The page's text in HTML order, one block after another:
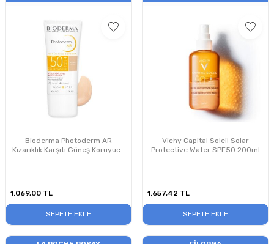
Bioderma Photoderm AR
Kızarıklık Karşıtı Güneş Koruyucu
1.069,00 TL
SEPETE EKLE
Vichy Capital Soleil Solar
Protective Water SPF50 200ml
1.657,42 TL
SEPETE EKLE